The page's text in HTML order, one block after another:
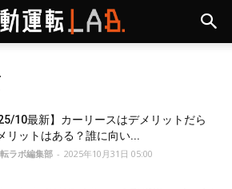
10最新】カーリースはデメリットだら
リットはある？誰に向い...
ラボ編集部 - 2025年10月31日 05:00